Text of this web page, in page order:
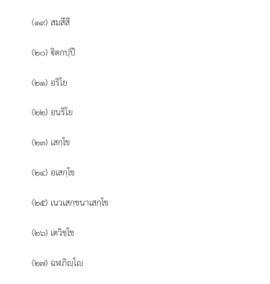
(๑๙) สมสีสี
(๒๐) ิตกปฺปี
(๒๑) อริโย
(๒๒) อนริโย
(๒๓) เสกฺโข
(๒๔) อเสกฺโข
(๒๕) เนวเสกฺขนาเสกฺโข
(๒๖) เตวิชฺโช
(๒๗) ฉฬภิฺโ